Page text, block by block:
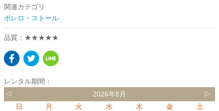
関連カテゴリ
ボレロ・ストール
品質：★★★★★
レンタル期間：
◁
2026年8月
▷
日
月 火 水 木 金
土